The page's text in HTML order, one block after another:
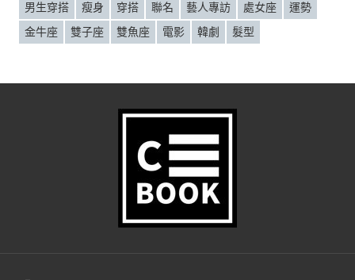
男生穿搭
瘦身 穿搭 聯名 藝人專訪 處女座
運勢
金牛座
雙子座 雙魚座 電影 韓劇 髮型